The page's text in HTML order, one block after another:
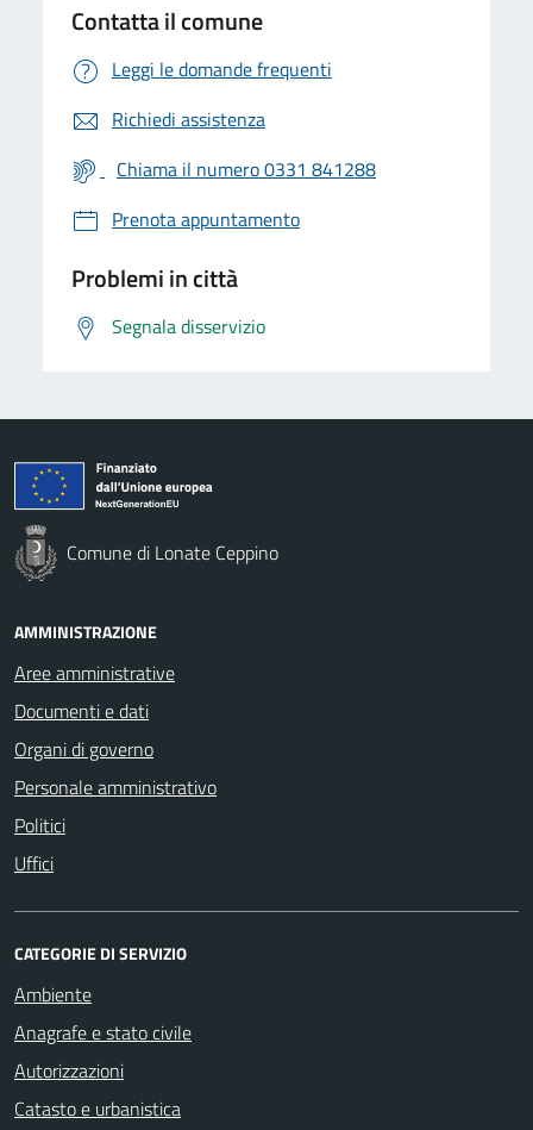
Contatta il comune
Leggi le domande frequenti
Richiedi assistenza
Chiama il numero 0331 841288
Prenota appuntamento
Problemi in città
Segnala disservizio
Comune di Lonate Ceppino
AMMINISTRAZIONE
Aree amministrative
Documenti e dati
Organi di governo
Personale amministrativo
Politici
Uffici
CATEGORIE DI SERVIZIO
Ambiente
Anagrafe e stato civile
Autorizzazioni
Catasto e urbanistica